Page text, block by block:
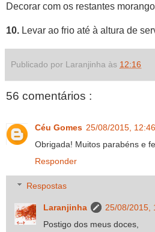
Decorar com os restantes
10. Levar ao frio até à altura de
Publicado por Laranjinha às 12:16
56 comentários :
Céu Gomes 25/08/2015,
Obrigada! Muitos parabéns e
Responder
Respostas
Laranjinha
25/08/2015,
Postigo dos meus doces,